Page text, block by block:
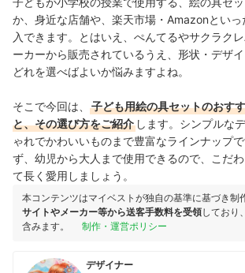
か、身近な店舗や、楽天市場・Amazonといっ
入できます。とはいえ、ぺんてるやサクラク
ーカーから販売されているうえ、形状・デザイ
どれを選べばよいか悩みますよね。
そこで今回は、
子ども用絵の具セットのおす
と、その選び方をご紹介 します。シンプルな
ゃれでかわいいものまで豊富なラインナップ
ず、幼児から大人まで使用できるので、こだ
て長く愛用しましょう。
本コンテンツはマイベストが独自の基準に基づき制
サイトやメーカー等から送客手数料を受領しており
含みます。
制作・運営ポリシー
デザイナー